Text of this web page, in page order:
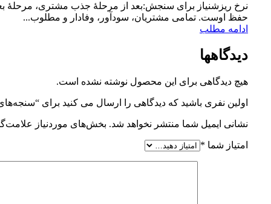
نرخ ریزشنیاز برای سنجش:بعد از مرحلۀ جذب مشتری،
حفظ اوست. تمامی مشتریان، سودآور، وفادار و مطلوب...
ادامه مطلب
دیدگاهها
هیچ دیدگاهی برای این محصول نوشته نشده است.
اولین نفری باشید که دیدگاهی را ارسال می کنید برای “سنجه‌های
نشانی ایمیل شما منتشر نخواهد شد. بخش‌های موردنیاز
امتیاز شما *